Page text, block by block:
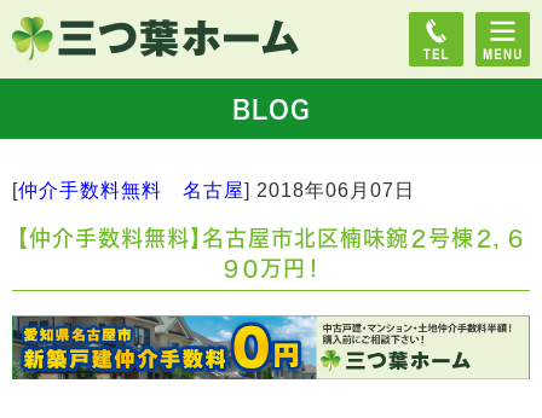
BLOG
[仲介手数料無料 名古屋] 2018年06月07日
【仲介手数料無料】名古屋市北区楠味鋺２号棟２，６
９０万円！